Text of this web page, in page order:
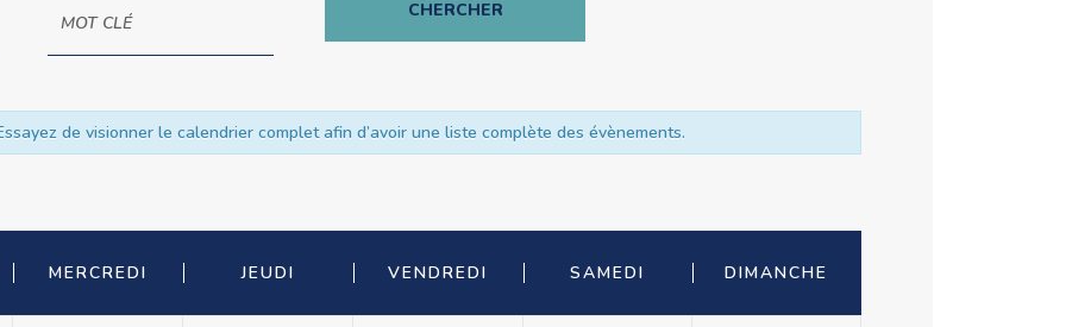
de visionner le calendrier complet afin d’avoir une liste complète des évènements.
MERCREDI JEUDI VENDREDI SAMEDI DIMANCHE